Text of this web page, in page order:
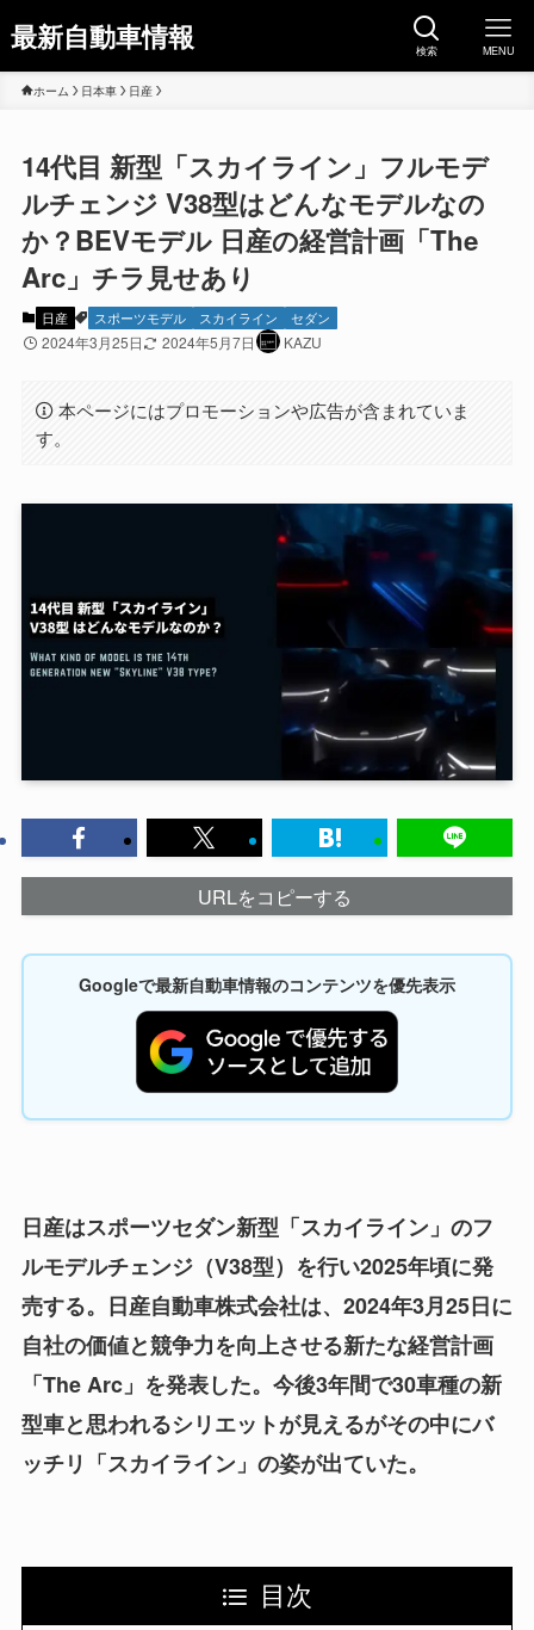
最新自動車情報 検索 MENU
ホーム 日本車 日産
14代目 新型「スカイライン」フルモデ
ルチェンジ V38型はどんなモデルなの
か？BEVモデル 日産の経営計画「The
Arc」チラ見せあり
日産 スポーツモデル スカイライン セダン
2024年3月25日 2024年5月7日 KAZU
本ページにはプロモーションや広告が含まれていま
す。
URLをコピーする
Googleで最新自動車情報のコンテンツを優先表示
日産はスポーツセダン新型「スカイライン」のフ
ルモデルチェンジ（V38型）を行い2025年頃に発
売する。日産自動車株式会社は、2024年3月25日に
自社の価値と競争力を向上させる新たな経営計画
「The Arc」を発表した。今後3年間で30車種の新
型車と思われるシリエットが見えるがその中にバ
ッチリ「スカイライン」の姿が出ていた。
目次